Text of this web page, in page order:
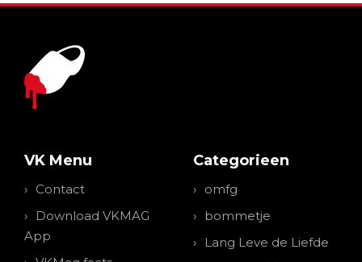
VK Menu
Contact
Download VKMAG
App
Categorieen
omfg
bommetje
Lang Leve de Liefde